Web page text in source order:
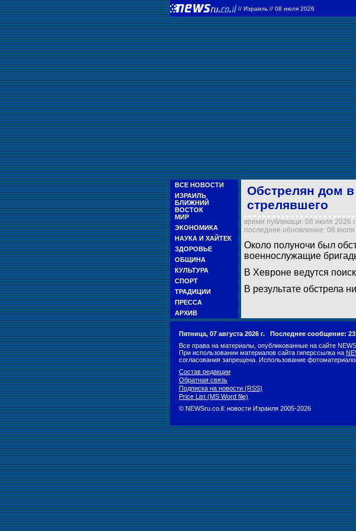
// Израиль // 08 июля 2026
ВСЕ НОВОСТИ
ИЗРАИЛЬ
БЛИЖНИЙ
ВОСТОК
МИР
ЭКОНОМИКА
НАУКА И ХАЙТЕК
ЗДОРОВЬЕ
ОБЩИНА
КУЛЬТУРА
СПОРТ
ТРАДИЦИИ
ПРЕССА
АРХИВ
Обстрелян дом
стрелявшего
время публикаци: 08 июля 2026
последнее обновление: 08 июля
Около полуночи был
военнослужащие
В Хевроне ведутся
В результате обстрела
Пятница, 07 августа 2026 г. Последнее сообщение:
Все права на материалы, опубликованные на сайте
При использовании материалов сайта гиперссылка на
согласования запрещена. Использование
Состав редакции
Обратная связь
Подписка на новости (RSS)
Price List (MS Word file)
© NEWSru.co.il: новости Израиля 2005-2026